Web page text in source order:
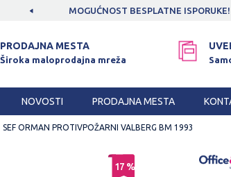
MOGUĆNOST BESPLATNE ISPORUKE!
PRODAJNA MESTA
Široka maloprodajna mreža
NOVOSTI PRODAJNA MESTA
SEF ORMAN PROTIVPOŽARNI VALBERG BM 1993
17 %